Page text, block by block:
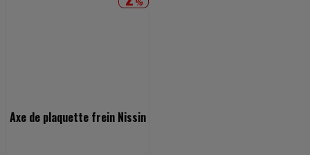
Axe de plaquette frein Nissin